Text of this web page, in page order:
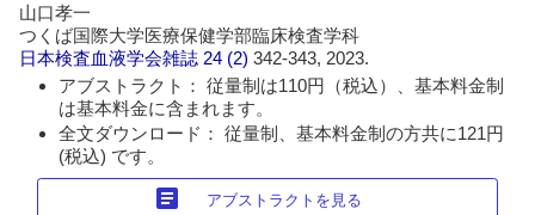
山口孝一
つくば国際大学医療保健学部臨床検査学科
日本検査血液学会雑誌 24 (2)342-343, 2023.
アブストラクト： 従量制は110円（税込）、基本料金制
は基本料金に含まれます。
全文ダウンロード： 従量制、基本料金制の方共に121円
(税込) です。
article アブストラクトを見る